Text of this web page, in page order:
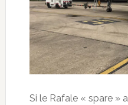
Si le Rafale « spare »